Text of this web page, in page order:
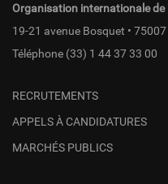
Organisation internationale de
19-21 avenue Bosquet •
Téléphone (33) 1 44 37 33 00
RECRUTEMENTS
APPELS À CANDIDATURES
MARCHÉS PUBLICS